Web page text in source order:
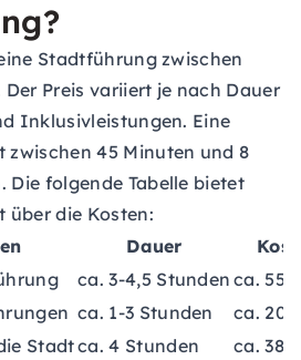
Stadtführung zwischen
Preis variiert je nach Dauer
Inklusivleistungen. Eine
45 Minuten und 8
Die folgende Tabelle bietet
über die Kosten:
Dauer
ca. 3-4,5 Stunden ca. 55-
ca. 1-3 Stunden
ca. 20
Stadtca. 4 Stunden
ca. 38 €